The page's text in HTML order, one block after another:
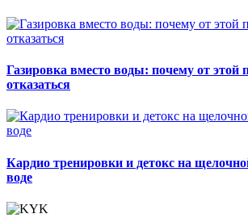
Газировка вместо воды: почему от этой
отказаться
Кардио тренировки и детокс на
воде